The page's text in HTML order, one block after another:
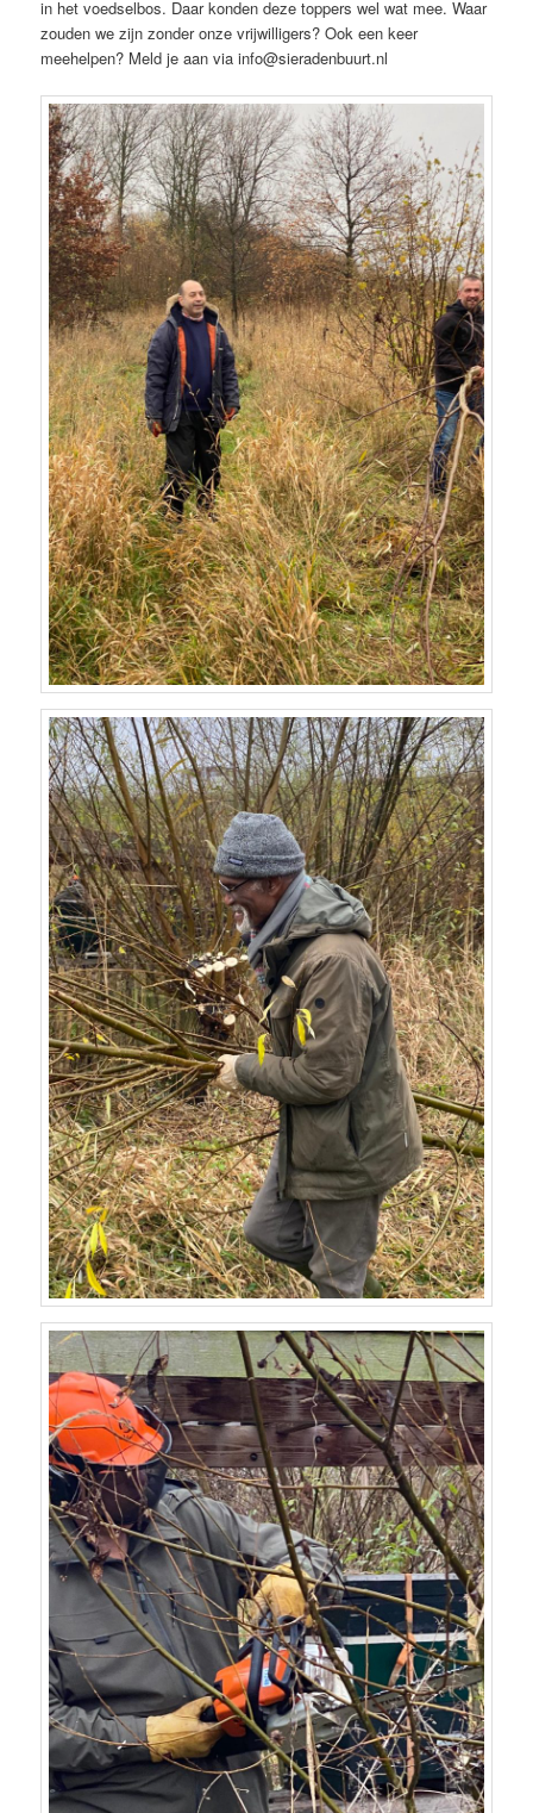
in het voedselbos. Daar konden deze toppers wel wat mee. Waar
zouden we zijn zonder onze vrijwilligers? Ook een keer
meehelpen? Meld je aan via info@sieradenbuurt.nl